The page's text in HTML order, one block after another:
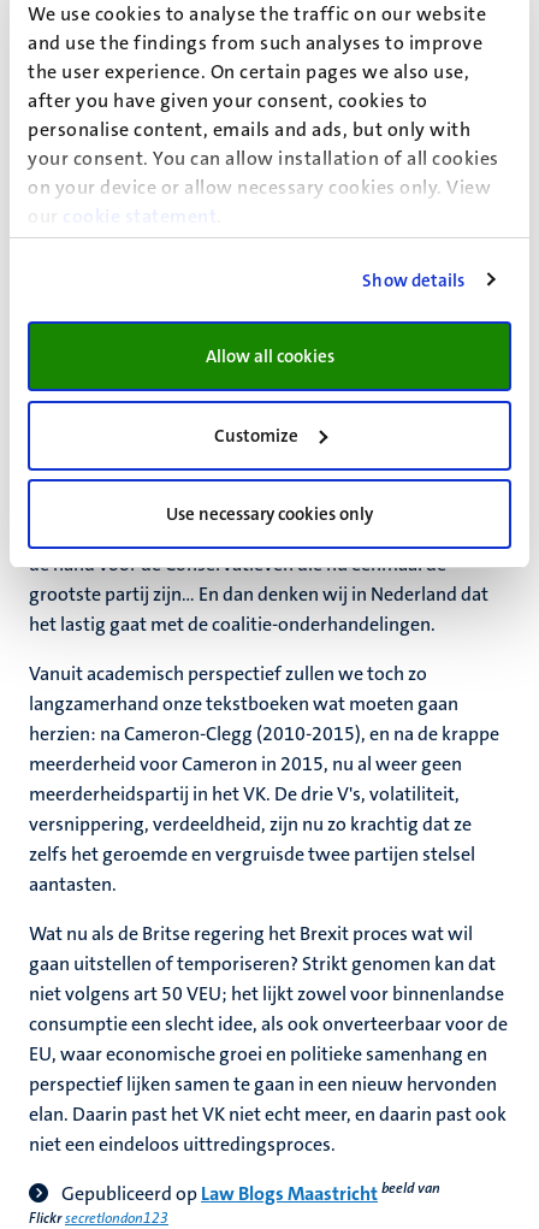
We use cookies to analyse the traffic on our website
and use the findings from such analyses to improve
the user experience. On certain pages we also use,
after you have given your consent, cookies to
personalise content, emails and ads, but only with
your consent. You can allow installation of all cookies
on your device or allow necessary cookies only. View
our
cookie statement
Show details
Allow all cookies
Customize
Use necessary cookies only
uitkomt (en nog wel de grootste partij is).
Vanuit Brexit perspectief is een steunen op de DUP voor
een meerderheid in de House of Commons weer wel
lastig. De DUP is als unionist party nu eenmaal iets minder
geïnteresseerd in de open grenzen tussen Noord Ierland
en Ierland, waar velen in Noord Ierland weer wel zeer aan
hechten. DUP steun voor de conservatieven in het House
of Commons is wat dat aangaat voor Noord Ierland
minder een wenkend perspectief. En ook een wel erg
over deze verkiezingsuitslag.
coalitieregering, is welhaast nihil, want dan zou die
coalitie alle partijen moeten omvatten, met als enige
uitzondering de conservatieven. Of een
de hand voor de Conservatieven die nu eenmaal de
grootste partij zijn... En dan denken wij in Nederland dat
het lastig gaat met de coalitie-onderhandelingen.
Vanuit academisch perspectief zullen we toch zo
langzamerhand onze tekstboeken wat moeten gaan
herzien: na Cameron-Clegg (2010-2015), en na de krappe
meerderheid voor Cameron in 2015, nu al weer geen
meerderheidspartij in het VK. De drie V's, volatiliteit,
versnippering, verdeeldheid, zijn nu zo krachtig dat ze
zelfs het geroemde en vergruisde twee partijen stelsel
aantasten.
Wat nu als de Britse regering het Brexit proces wat wil
gaan uitstellen of temporiseren? Strikt genomen kan dat
niet volgens art 50 VEU; het lijkt zowel voor binnenlandse
consumptie een slecht idee, als ook onverteerbaar voor de
EU, waar economische groei en politieke samenhang en
perspectief lijken samen te gaan in een nieuw hervonden
elan. Daarin past het VK niet echt meer, en daarin past ook
niet een eindeloos uittredingsproces.
Gepubliceerd opLaw Blogs Maastrichtbeeld van
Flickrsecretlondon123